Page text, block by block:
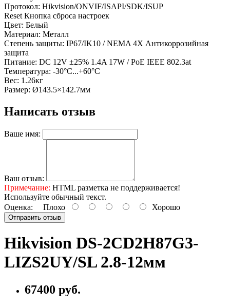
Протокол: Hikvision/ONVIF/ISAPI/SDK/ISUP
Reset Кнопка сброса настроек
Цвет: Белый
Материал: Металл
Степень защиты: IP67/IK10 / NEMA 4X Антикоррозийная
защита
Питание: DC 12V ±25% 1.4A 17W / PoE IEEE 802.3at
Температура: -30°C...+60°C
Вес: 1.26кг
Размер: Ø143.5×142.7мм
Написать отзыв
Ваше имя:
Ваш отзыв:
Примечание: HTML разметка не поддерживается!
Используйте обычный текст.
Оценка: Плохо Хорошо
Отправить отзыв
Hikvision DS-2CD2H87G3-
LIZS2UY/SL 2.8-12мм
67400 руб.